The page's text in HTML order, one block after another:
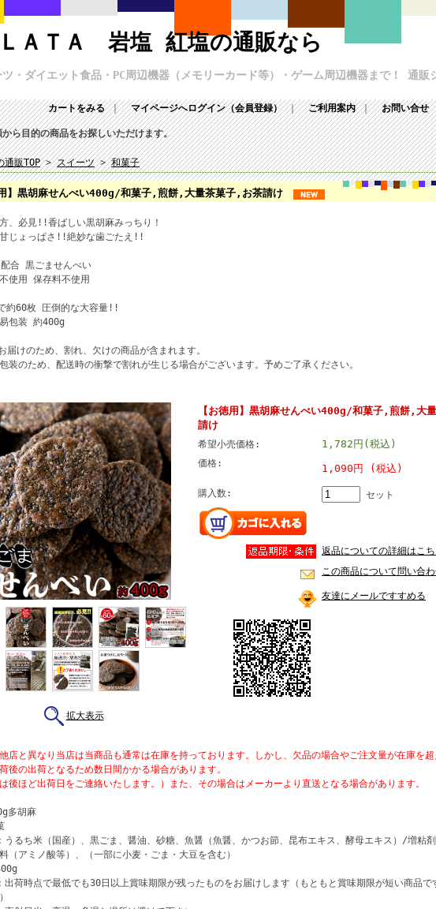
ＡＴＡ 岩塩 紅塩の通販なら
・ダイエット食品・PC周辺機器（メモリーカード等）・ゲーム周辺機器まで！ 通販
カートをみる｜ マイページへログイン（会員登録）｜ ご利用案内｜ お問い合せ
ら目的の商品をお探しいただけます。
販TOP>スイーツ>和菓子
】黒胡麻せんべい400g/和菓子,煎餅,大量茶菓子,お茶請け
、必見!!香ばしい黒胡麻みっちり！
じょっぱさ!!絶妙な歯ごたえ!!
合 黒ごませんべい
使用 保存料不使用
約60枚 圧倒的な大容量!!
包装 約400g
届けのため、割れ、欠けの商品が含まれます。
装のため、配送時の衝撃で割れが生じる場合がございます。予めご了承ください。
拡大表示
【お徳用】黒胡麻せんべい400g/和菓子,煎餅,大
請け
希望小売価格: 1,782円(税込)
価格: 1,090円 (税込)
購入数: セット
返品についての詳細はこち
この商品について問い合
友達にメールですすめる
店と異なり当店は当商品も通常は在庫を持っております。しかし、欠品の場合やご注文量が在庫を
後の出荷となるため数日間かかる場合があります。
後ほど出荷日をご連絡いたします。）また、その場合はメーカーより直送となる場合があります。
多胡麻
うるち米（国産）、黒ごま、醤油、砂糖、魚醤（魚醤、かつお節、昆布エキス、酵母エキス）/増粘
（アミノ酸等）、（一部に小麦・ごま・大豆を含む）
出荷時点で最低でも30日以上賞味期限が残ったものをお届けします（もともと賞味期限が短い商品で